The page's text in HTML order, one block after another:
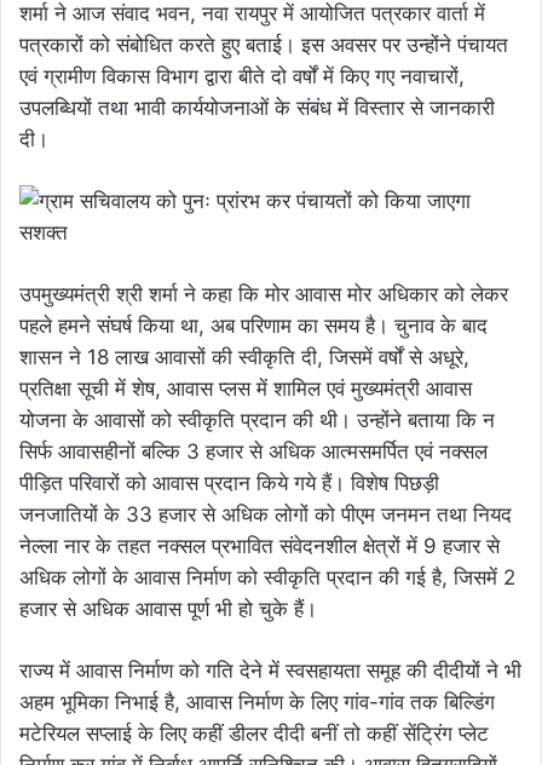
शर्मा ने आज संवाद भवन, नवा रायपुर में आयोजित पत्रकार वार्ता में
पत्रकारों को संबोधित करते हुए बताई। इस अवसर पर उन्होंने पंचायत
एवं ग्रामीण विकास विभाग द्वारा बीते दो वर्षों में किए गए नवाचारों,
उपलब्धियों तथा भावी कार्ययोजनाओं के संबंध में विस्तार से जानकारी
दी।
उपमुख्यमंत्री श्री शर्मा ने कहा कि मोर आवास मोर अधिकार को लेकर
पहले हमने संघर्ष किया था, अब परिणाम का समय है। चुनाव के बाद
शासन ने 18 लाख आवासों की स्वीकृति दी, जिसमें वर्षों से अधूरे,
प्रतिक्षा सूची में शेष, आवास प्लस में शामिल एवं मुख्यमंत्री आवास
योजना के आवासों को स्वीकृति प्रदान की थी। उन्होंने बताया कि न
सिर्फ आवासहीनों बल्कि 3 हजार से अधिक आत्मसमर्पित एवं नक्सल
पीड़ित परिवारों को आवास प्रदान किये गये हैं। विशेष पिछड़ी
जनजातियों के 33 हजार से अधिक लोगों को पीएम जनमन तथा नियद
नेल्ला नार के तहत नक्सल प्रभावित संवेदनशील क्षेत्रों में 9 हजार से
अधिक लोगों के आवास निर्माण को स्वीकृति प्रदान की गई है, जिसमें 2
हजार से अधिक आवास पूर्ण भी हो चुके हैं।
राज्य में आवास निर्माण को गति देने में स्वसहायता समूह की दीदीयों ने भी
अहम भूमिका निभाई है, आवास निर्माण के लिए गांव-गांव तक बिल्डिंग
मटेरियल सप्लाई के लिए कहीं डीलर दीदी बनीं तो कहीं सेंट्रिंग प्लेट